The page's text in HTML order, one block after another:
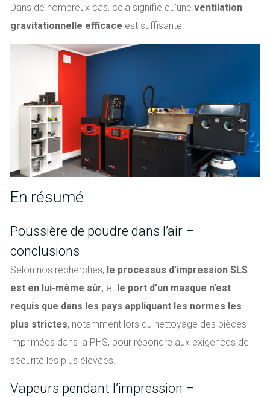
Dans de nombreux cas, cela signifie qu’une ventilation
gravitationnelle efficace est suffisante.
En résumé
Poussière de poudre dans l’air –
conclusions
Selon nos recherches, le processus d’impression SLS
est en lui-même sûr, et le port d’un masque n’est
requis que dans les pays appliquant les normes les
plus strictes, notamment lors du nettoyage des pièces
imprimées dans la PHS, pour répondre aux exigences de
sécurité les plus élevées.
Vapeurs pendant l’impression –